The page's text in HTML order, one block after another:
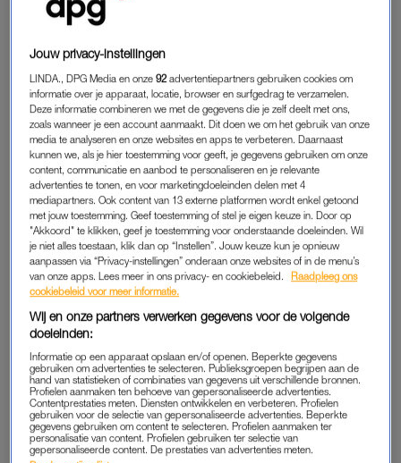
View this post on Instagram
Jouw privacy-instellingen
LINDA., DPG Media en onze92 advertentiepartners gebruiken cookies om
informatie over je apparaat, locatie, browser en surfgedrag te verzamelen.
Deze informatie combineren we met de gegevens die je zelf deelt met ons,
zoals wanneer je een account aanmaakt. Dit doen we om het gebruik van onze
media te analyseren en onze websites en apps te verbeteren. Daarnaast
kunnen we, als je hier toestemming voor geeft, je gegevens gebruiken om onze
content, communicatie en aanbod te personaliseren en je relevante
advertenties te tonen, en voor marketingdoeleinden delen met 4
mediapartners. Ook content van 13 externe platformen wordt enkel getoond
met jouw toestemming. Geef toestemming of stel je eigen keuze in. Door op
"Akkoord" te klikken, geef je toestemming voor onderstaande doeleinden. Wil
je niet alles toestaan, klik dan op “Instellen”. Jouw keuze kun je opnieuw
aanpassen via “Privacy-instellingen” onderaan onze websites of in de menu’s
van onze apps. Lees meer in ons privacy- en cookiebeleid.
Raadpleeg ons
cookiebeleid voor meer informatie.
Wij en onze partners verwerken gegevens voor de volgende
doeleinden:
Informatie op een apparaat opslaan en/of openen. Beperkte gegevens
gebruiken om advertenties te selecteren. Publieksgroepen begrijpen aan de
hand van statistieken of combinaties van gegevens uit verschillende bronnen.
Profielen aanmaken ten behoeve van gepersonaliseerde advertenties.
Contentprestaties meten. Diensten ontwikkelen en verbeteren. Profielen
gebruiken voor de selectie van gepersonaliseerde advertenties. Beperkte
gegevens gebruiken om content te selecteren. Profielen aanmaken ter
personalisatie van content. Profielen gebruiken ter selectie van
gepersonaliseerde content. De prestaties van advertenties meten.